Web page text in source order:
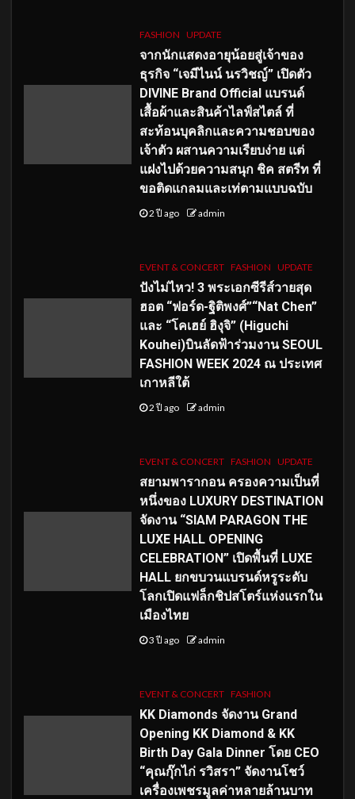
FASHION UPDATE
จากนักแสดงอายุน้อยสู่เจ้าของ
ธุรกิจ “เจมีไนน์ นรวิชญ์” เปิดตัว
DIVINE Brand Official แบรนด์
เสื้อผ้าและสินค้าไลฟ์สไตล์ ที่
สะท้อนบุคลิกและความชอบของ
เจ้าตัว ผสานความเรียบง่าย แต่
แฝงไปด้วยความสนุก ชิค สตรีท ที่
ขอติดแกลมและเท่ตามแบบฉบับ
2 ปี ago admin
EVENT & CONCERT FASHION UPDATE
ปังไม่ไหว! 3 พระเอกซีรีส์วายสุด
ฮอต “ฟอร์ด-ฐิติพงศ์”“Nat Chen”
และ “โคเฮย์ ฮิงุจิ” (Higuchi
Kouhei)บินลัดฟ้าร่วมงาน SEOUL
FASHION WEEK 2024 ณ ประเทศ
เกาหลีใต้
2 ปี ago admin
EVENT & CONCERT FASHION UPDATE
สยามพารากอน ครองความเป็นที่
หนึ่งของ LUXURY DESTINATION
จัดงาน “SIAM PARAGON THE
LUXE HALL OPENING
CELEBRATION” เปิดพื้นที่ LUXE
HALL ยกขบวนแบรนด์หรูระดับ
โลกเปิดแฟล็กชิปสโตร์แห่งแรกใน
เมืองไทย
3 ปี ago admin
EVENT & CONCERT FASHION
KK Diamonds จัดงาน Grand
Opening KK Diamond & KK
Birth Day Gala Dinner โดย CEO
“คุณกุ๊กไก่ รวิสรา” จัดงานโชว์
เครื่องเพชรมูลค่าหลายล้านบาท